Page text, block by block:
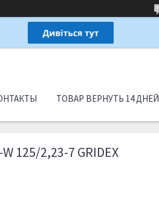
ТОВАР ВЕРНУТЬ 14 ДНЕЙ
125/2,23-7 GRIDEX